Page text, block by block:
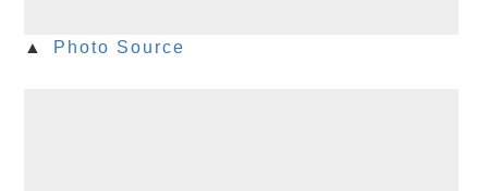
▲ Photo Source